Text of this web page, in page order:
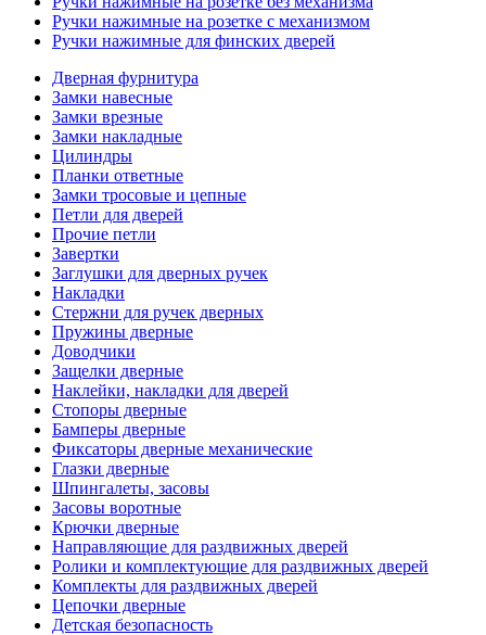
Ручки нажимные на розетке с механизмом
Ручки нажимные для финских дверей
Дверная фурнитура
Замки навесные
Замки врезные
Замки накладные
Цилиндры
Планки ответные
Замки тросовые и цепные
Петли для дверей
Прочие петли
Завертки
Заглушки для дверных ручек
Накладки
Стержни для ручек дверных
Пружины дверные
Доводчики
Защелки дверные
Наклейки, накладки для дверей
Стопоры дверные
Бамперы дверные
Фиксаторы дверные механические
Глазки дверные
Шпингалеты, засовы
Засовы воротные
Крючки дверные
Направляющие для раздвижных дверей
Ролики и комплектующие для раздвижных дверей
Комплекты для раздвижных дверей
Цепочки дверные
Детская безопасность